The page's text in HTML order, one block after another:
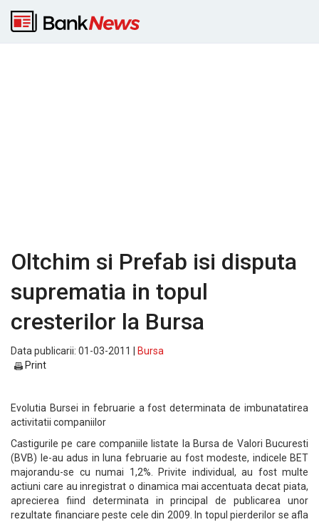
Oltchim si Prefab isi disputa
suprematia in topul
cresterilor la Bursa
Data publicarii: 01-03-2011 |
Bursa
Print
Evolutia Bursei in februarie a fost determinata de imbunatatirea
activitatii companiilor
Castigurile pe care companiile listate la Bursa de Valori Bucuresti
(BVB) le-au adus in luna februarie au fost modeste, indicele BET
majorandu-se cu numai 1,2%. Privite individual, au fost multe
actiuni care au inregistrat o dinamica mai accentuata decat piata,
aprecierea fiind determinata in principal de publicarea unor
rezultate financiare peste cele din 2009. In topul pierderilor se afla